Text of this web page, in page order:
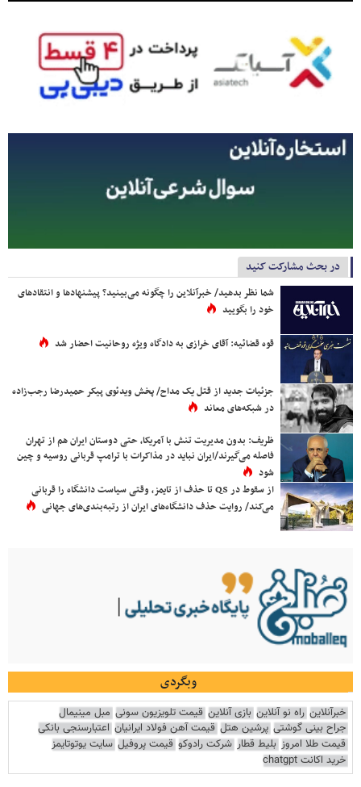
در بحث مشارکت کنید
شما نظر بدهید/ خبرآنلاین را چگونه می‌بینید؟ پیشنهادها و انتقادهای
خود را بگویید
قوه قضائیه: آقای خرازی به دادگاه ویژه روحانیت احضار شد
جزئیات جدید از قتل یک مداح/ پخش ویدئوی پیکر حمیدرضا رجب‌زاده
در شبکه‌های معاند
ظریف: بدون مدیریت تنش با آمریکا، حتی دوستان ایران هم از تهران
فاصله می‌گیرند/ایران نباید در مذاکرات با ترامپ قربانی روسیه و چین
شود
از سقوط در QS تا حذف از تایمز، وقتی سیاست دانشگاه را قربانی
می‌کند/ روایت حذف دانشگاه‌های ایران از رتبه‌بندی‌های جهانی
وبگردی
خبرآنلاین راه نو آنلاین بازی آنلاین قیمت تلویزیون سونی مبل مینیمال
جراح بینی گوشتی پرشین هتل قیمت آهن فولاد ایرانیان اعتبارسنجی بانکی
قیمت طلا امروز بلیط قطار شرکت رادوکو قیمت پروفیل سایت یوتوتایمز
خرید اکانت chatgpt